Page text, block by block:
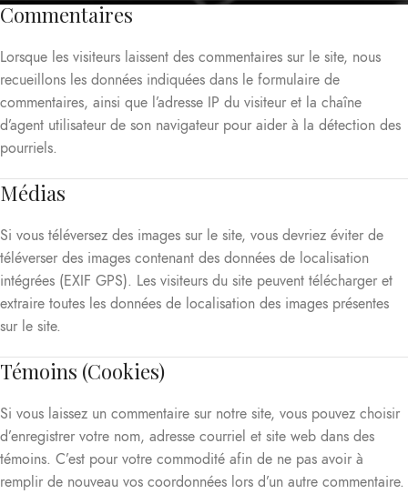
Commentaires
Lorsque les visiteurs laissent des commentaires sur le site, nous
recueillons les données indiquées dans le formulaire de
commentaires, ainsi que l’adresse IP du visiteur et la chaîne
d’agent utilisateur de son navigateur pour aider à la détection des
pourriels.
Médias
Si vous téléversez des images sur le site, vous devriez éviter de
téléverser des images contenant des données de localisation
intégrées (EXIF GPS). Les visiteurs du site peuvent télécharger et
extraire toutes les données de localisation des images présentes
sur le site.
Témoins (Cookies)
Si vous laissez un commentaire sur notre site, vous pouvez choisir
d’enregistrer votre nom, adresse courriel et site web dans des
témoins. C’est pour votre commodité afin de ne pas avoir à
remplir de nouveau vos coordonnées lors d’un autre commentaire.